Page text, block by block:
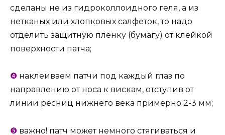
сделаны не из гидроколлоидного геля, а из
нетканых или хлопковых салфеток, то надо
отделить защитную пленку (бумагу) от клейкой
поверхности патча;
❹ наклеиваем патчи под каждый глаз по
направлению от носа к вискам, отступив от
линии ресниц нижнего века примерно 2-3 мм;
❺ важно! патч может немного стягиваться и